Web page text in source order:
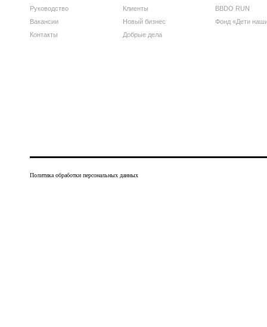
Руководство
Вакансии
Контакты
Клиенты
Новый бизнес
Добрые дела
BBDO RUN
Фонд «Дети
Политика обработки персональных данных